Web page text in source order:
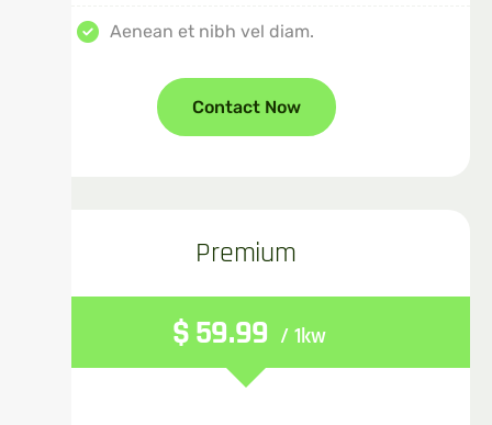
Aenean et nibh vel diam.
Contact Now
Premium
$59.99 / 1kw